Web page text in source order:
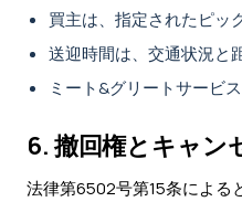
買主は、指定されたピッ
送迎時間は、交通状況と
ミート&グリートサービ
6. 撤回権とキャン
法律第6502号第15条による